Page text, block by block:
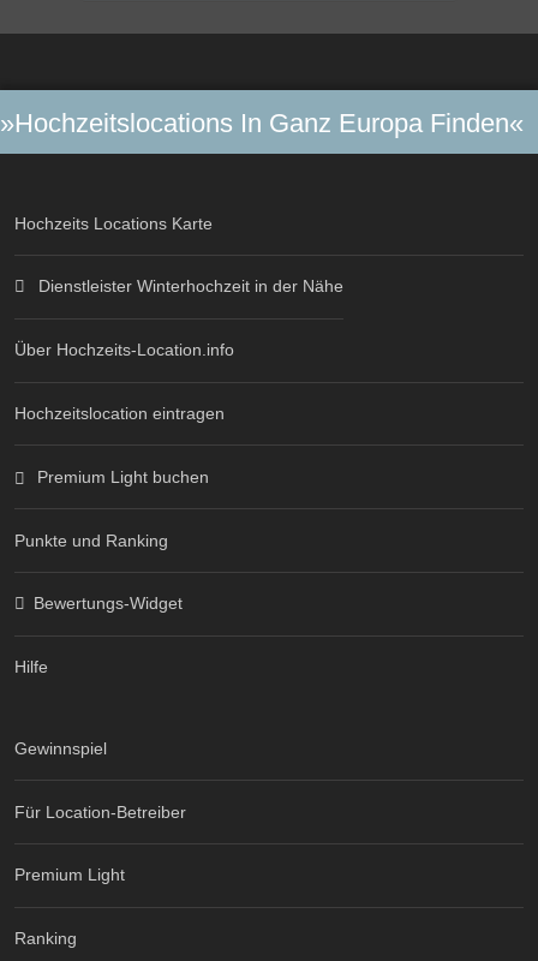
»Hochzeitslocations In Ganz Europa Finden«
Hochzeits Locations Karte
Dienstleister Winterhochzeit in der Nähe
Über Hochzeits-Location.info
Hochzeitslocation eintragen
Premium Light buchen
Punkte und Ranking
Bewertungs-Widget
Hilfe
Gewinnspiel
Für Location-Betreiber
Premium Light
Ranking